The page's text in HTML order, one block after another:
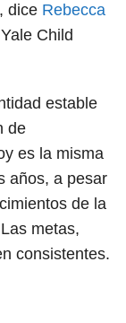
dice Rebecca
Child
estable
de
es la misma
años, a pesar
de la
metas,
consistentes.